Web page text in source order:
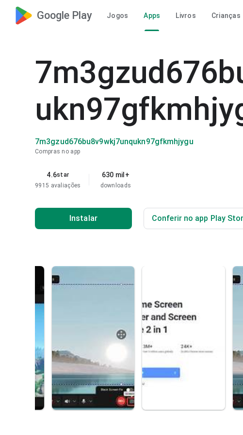
Google Play Jogos Apps Livros Crianças
7m3gzud676bu8v9wkj7unqukn97gfkmhjygu
Compras no app
4.6star
9915 avaliações
630 mil+
downloads
Instalar Conferir no app Play